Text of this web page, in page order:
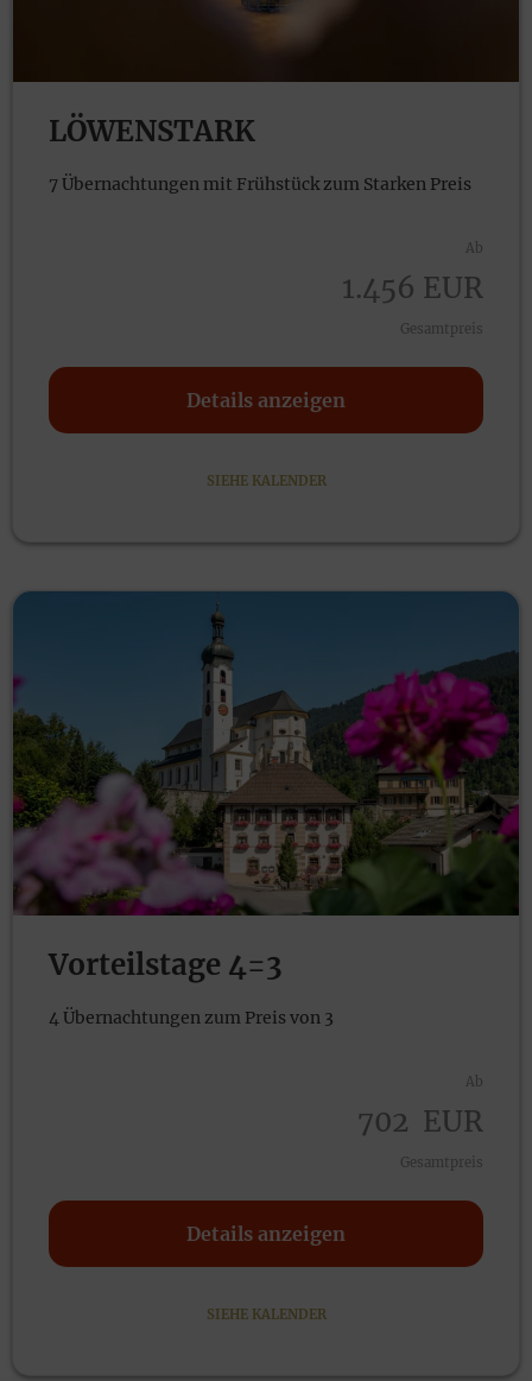
LÖWENSTARK
7 Übernachtungen mit Frühstück zum Starken Preis
Ab
1.456 EUR
Gesamtpreis
Details anzeigen
SIEHE KALENDER
Vorteilstage 4=3
4 Übernachtungen zum Preis von 3
Ab
702 EUR
Gesamtpreis
Details anzeigen
SIEHE KALENDER